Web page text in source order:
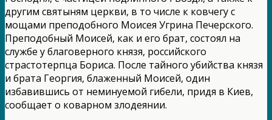
другим святыням церкви, в то числе к ковчегу с
мощами преподобного Моисея Угрина Печерского.
Преподобный Моисей, как и его брат, состоял на
службе у благоверного князя, российского
страстотерпца Бориса. После тайного убийства князя
и брата Георгия, блаженный Моисей, один
избавившись от неминуемой гибели, придя в Киев,
сообщает о коварном злодеянии.